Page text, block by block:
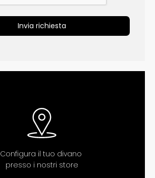
Invia richiesta
Configura il tuo divano
pr​​esso i nostri store